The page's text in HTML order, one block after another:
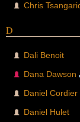
Chris
D
Dali Benoit
Dana Dawson
Daniel Cordier
Daniel Hulet